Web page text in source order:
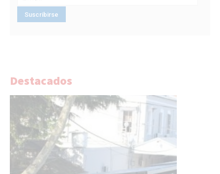
Destacados